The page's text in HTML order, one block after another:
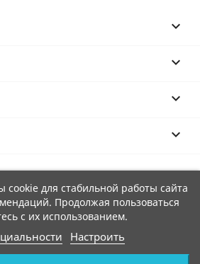




для стабильной работы сайта
Продолжая пользоваться
с их использованием.
Настроить